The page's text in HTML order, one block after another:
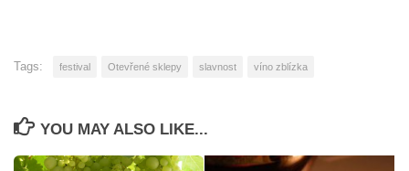
Tags: festival Otevřené sklepy slavnost víno zblízka
YOU MAY ALSO LIKE...